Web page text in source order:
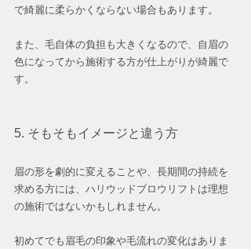
で綺麗に柔らかくならない場合もあります。
また、毛自体の負担も大きくなるので、自眉の
色になってから施術する方が仕上がりが綺麗で
す。
5. そもそもイメージと違う方
眉の形を劇的に変えることや、長期間の持続を
求める方には、ハリウッドブロウリフトは理想
の施術ではないかもしれません。
初めてでも眉毛の印象や毛流れの変化はありま